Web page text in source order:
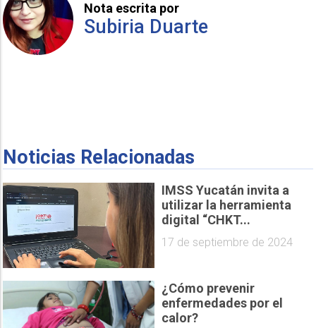
Nota escrita por
Subiria Duarte
Noticias Relacionadas
IMSS Yucatán invita a
utilizar la herramienta
digital “CHKT...
17 de septiembre de 2024
¿Cómo prevenir
enfermedades por el
calor?